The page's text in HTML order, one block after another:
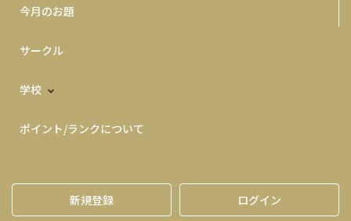
今月のお題
サークル
学校
ポイント/ランクについて
新規登録 ログイン